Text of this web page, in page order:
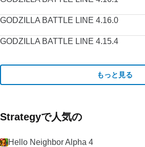
GODZILLA BATTLE LINE 4.16.0
GODZILLA BATTLE LINE 4.15.4
もっと見る
Strategyで人気の
Hello Neighbor Alpha 4